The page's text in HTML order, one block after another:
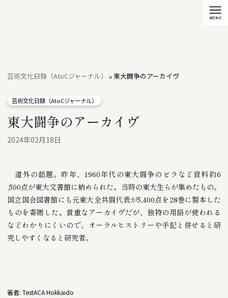
芸術文化日録（AtoCジャーナル） » 東大闘争のアーカイヴ
芸術文化日録（AtoCジャーナル）
東大闘争のアーカイヴ
2024年02月18日
道外の話題。昨年、1960年代の東大闘争のビラなど資料約6
,500点が東大文書館に納められた。当時の東大生らが集めたもの。
国立国会図書館にも元東大全共闘代表が5,400点を28巻に製本した
ものを寄贈した。貴重なアーカイヴだが、独特の用語が使われる
などわかりにくいので、オーラルヒストリーや手記と併せると研
究しやすくなると研究者。
著者: TestACA Hokkaido